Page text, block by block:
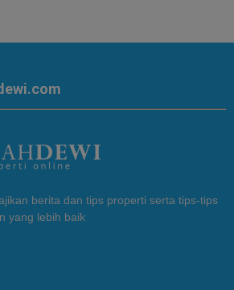
berita dan tips properti serta tips-tips
yang lebih baik